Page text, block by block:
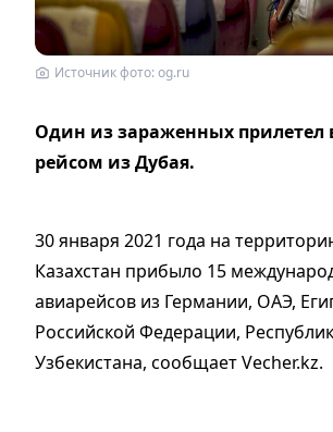
Источник фото: og.ru
Один из зараженных прилетел
рейсом из Дубая.
30 января 2021 года на
Казахстан прибыло 15
авиарейсов из Германии, ОАЭ,
Российской Федерации,
Узбекистана, сообщает Vecher.kz.